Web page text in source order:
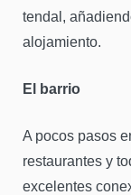
tendal,
alojamiento.
El barrio
A pocos pasos
restaurantes y
excelentes